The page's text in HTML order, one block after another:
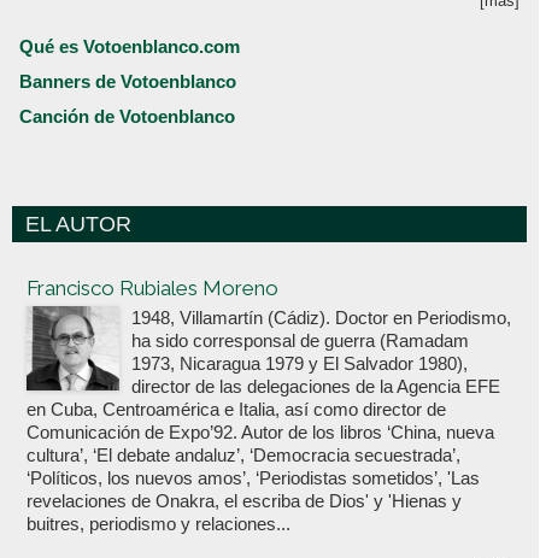
Qué es Votoenblanco.com
Banners de Votoenblanco
Canción de Votoenblanco
EL AUTOR
Francisco Rubiales Moreno
1948, Villamartín (Cádiz). Doctor en Periodismo,
ha sido corresponsal de guerra (Ramadam
1973, Nicaragua 1979 y El Salvador 1980),
director de las delegaciones de la Agencia EFE
en Cuba, Centroamérica e Italia, así como director de
Comunicación de Expo’92. Autor de los libros ‘China, nueva
cultura’, ‘El debate andaluz’, ‘Democracia secuestrada’,
‘Políticos, los nuevos amos’, ‘Periodistas sometidos’, 'Las
revelaciones de Onakra, el escriba de Dios' y 'Hienas y
buitres, periodismo y relaciones...